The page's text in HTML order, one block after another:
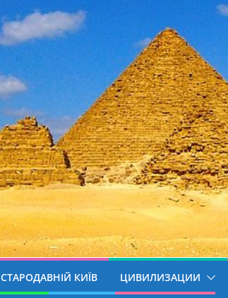
СТАРОДАВНІЙ КИЇВ ЦИВИЛИЗАЦИИ